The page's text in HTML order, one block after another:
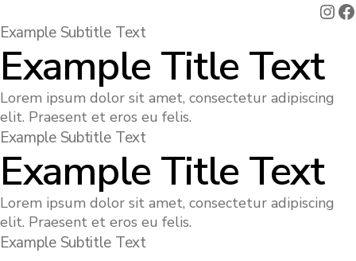
Example Subtitle Text
Example Title Text
Lorem ipsum dolor sit amet, consectetur adipiscing
elit. Praesent et eros eu felis.
Example Subtitle Text
Example Title Text
Lorem ipsum dolor sit amet, consectetur adipiscing
elit. Praesent et eros eu felis.
Example Subtitle Text